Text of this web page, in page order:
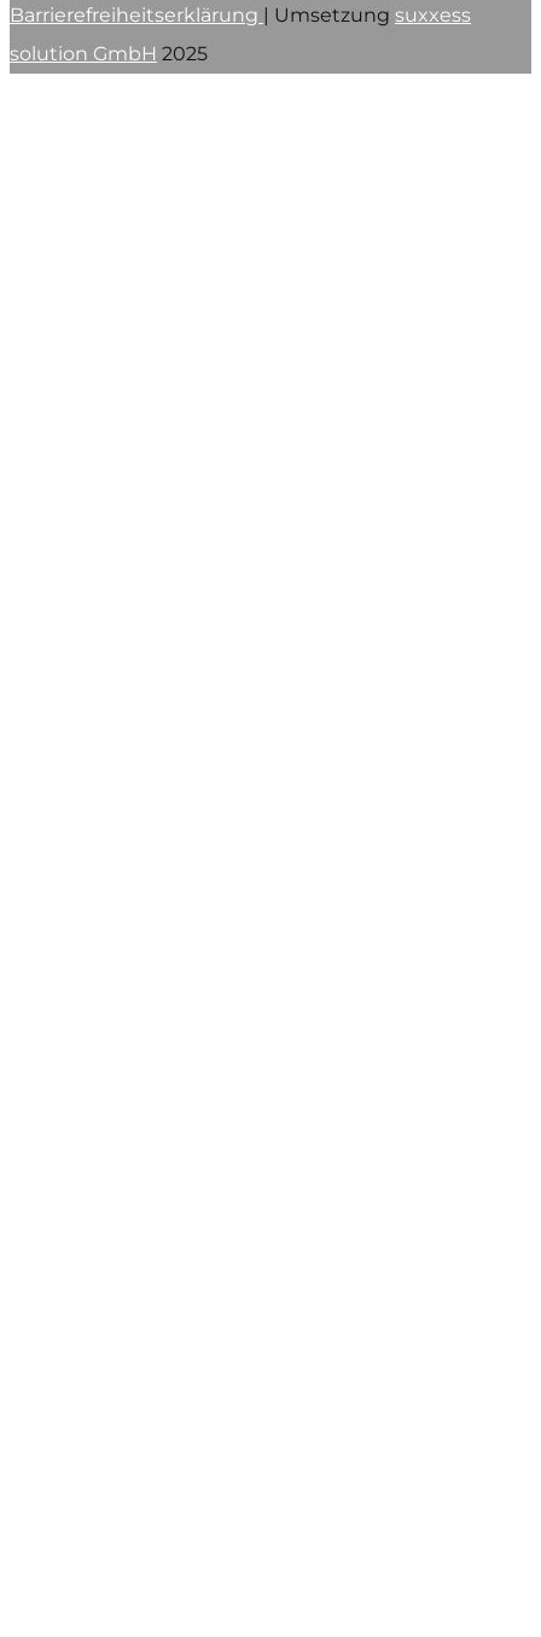
Barrierefreiheitserklärung | Umsetzung suxxess
solution GmbH 2025